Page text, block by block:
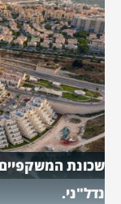
שכונת
נדל"ני.